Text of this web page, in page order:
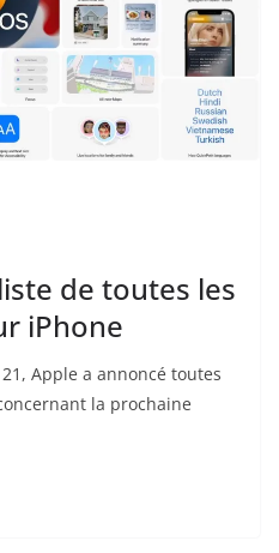
de toutes les
iPhone
Apple a annoncé toutes
la prochaine